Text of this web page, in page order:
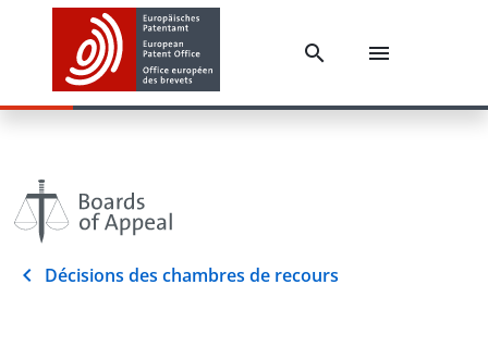
Décisions des chambres de recours